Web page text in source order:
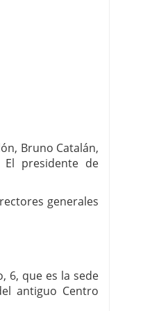
Bruno Catalán,
presidente de
generales
6, que es la sede
antiguo Centro